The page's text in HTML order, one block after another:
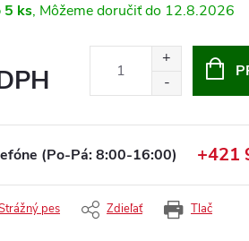
5 ks 12.8.2026
(Po-Pá: 8:00-16:00) +421
Tlač
pes Zdieľať